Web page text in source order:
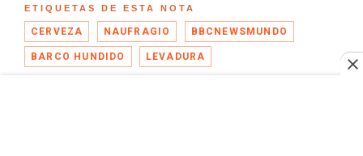
ETIQUETAS DE ESTA NOTA
CERVEZA NAUFRAGIO BBCNEWSMUNDO
BARCO HUNDIDO LEVADURA